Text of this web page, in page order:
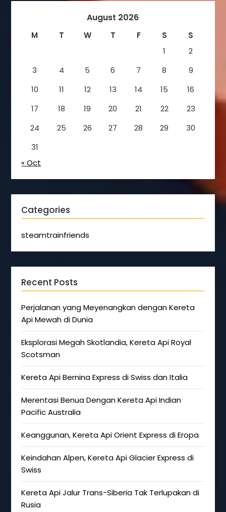
August 2026
M T W T F S
S
1
2
3
4 5 6 7 8
9
10
11 12 13 14 15
16
17
18 19 20 21 22
23
24
25 26 27 28 29
30
31
« Oct
Categories
steamtrainfriends
Recent Posts
Perjalanan yang Meyenangkan dengan Kereta
Api Mewah di Dunia
Eksplorasi Megah Skotlandia, Kereta Api Royal
Scotsman
Kereta Api Bernina Express di Swiss dan Italia
Merentasi Benua Dengan Kereta Api Indian
Pacific Australia
Keanggunan, Kereta Api Orient Express di Eropa
Keindahan Alpen, Kereta Api Glacier Express di
Swiss
Kereta Api Jalur Trans-Siberia Tak Terlupakan di
Rusia